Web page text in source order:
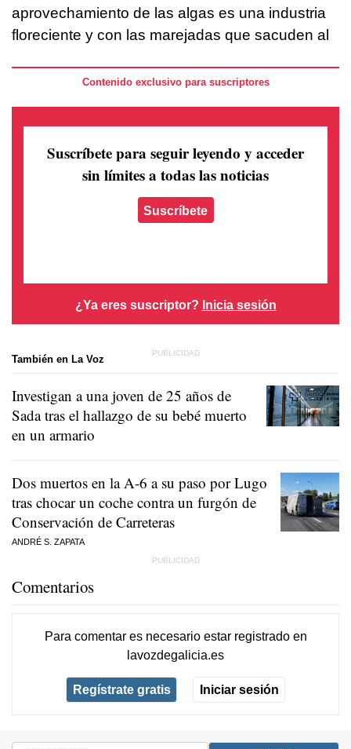
aprovechamiento de las algas es una industria
floreciente y con las marejadas que sacuden al
Contenido exclusivo para suscriptores
Suscríbete para seguir leyendo y acceder
sin límites a todas las noticias
Suscríbete
¿Ya eres suscriptor? Inicia sesión
También en La Voz
Investigan a una joven de 25 años de
Sada tras el hallazgo de su bebé muerto
en un armario
Dos muertos en la A-6 a su paso por Lugo
tras chocar un coche contra un furgón de
Conservación de Carreteras
ANDRÉ S. ZAPATA
Comentarios
Para comentar es necesario estar registradoen
lavozdegalicia.es
Regístrate gratis Iniciar sesión